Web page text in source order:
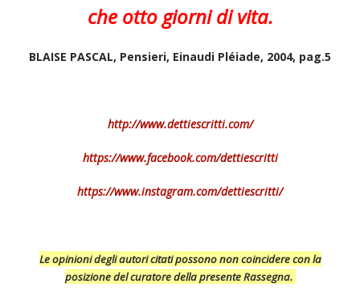
che otto giorni di vita.
BLAISE PASCAL, Pensieri, Einaudi Pléiade, 2004, pag.5
http://www.dettiescritti.com/
https://www.facebook.com/dettiescritti
https://www.instagram.com/dettiescritti/
Le opinioni degli autori citati possono non coincidere con la
posizione del curatore della presente Rassegna.